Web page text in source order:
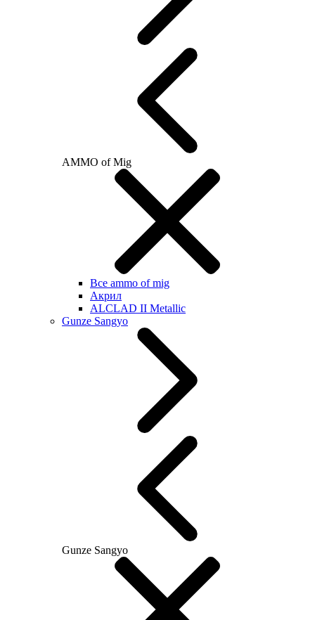
AMMO of Mig
Все ammo of mig
Акрил
ALCLAD II Metallic
Gunze Sangyo
Gunze Sangyo